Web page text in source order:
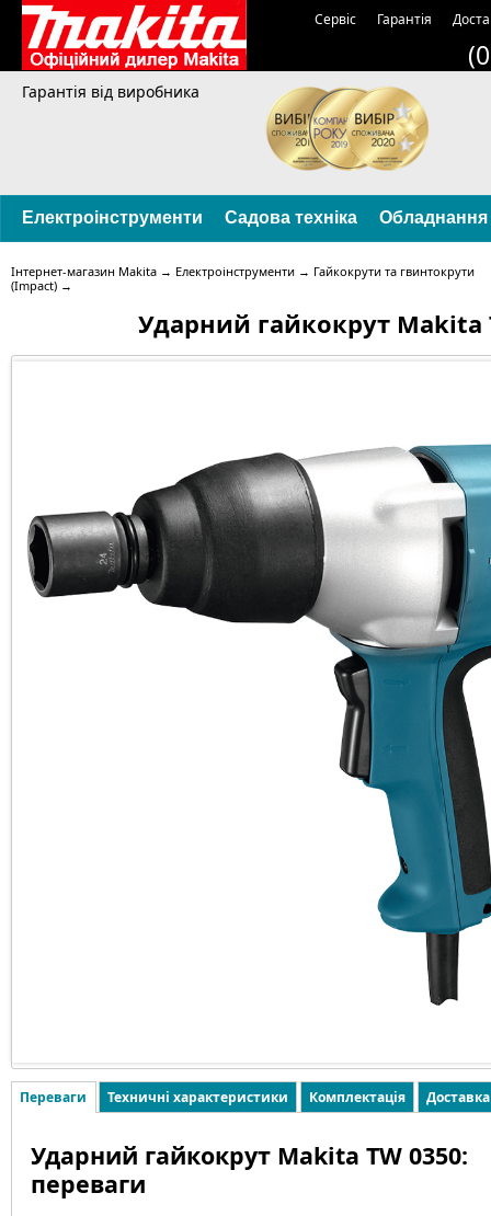
Сервіс Гарантія
Гарантія від виробника
Електроінструменти Садова техніка Обладнання
Інтернет-магазин Makita → Електроінструменти → Гайкокрути та гвинтокрути
(Impact) →
Ударний гайкокрут Makita
Переваги Техничні характеристики Комплектація
Ударний гайкокрут Makita TW 0350:
переваги